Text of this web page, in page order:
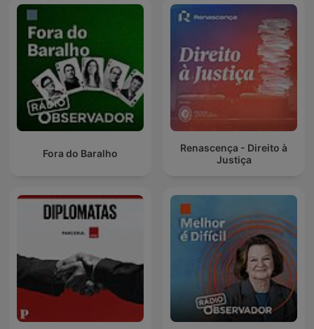
Fora do Baralho
Renascença - Direito à
Justiça